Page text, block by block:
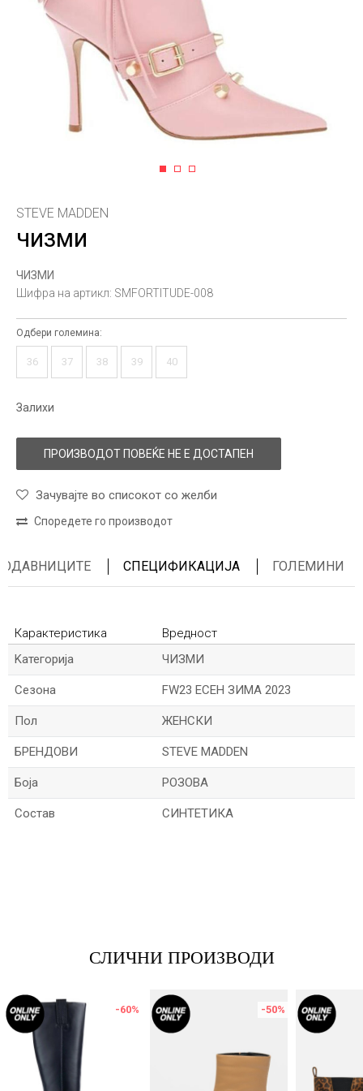
1 2 3
STEVE MADDEN
ЧИЗМИ
ЧИЗМИ
Шифра на артикл: SMFORTITUDE-008
Одбери големина:
36 37 38 39 40
Залихи
ПРОИЗВОДОТ ПОВЕЌЕ НЕ Е ДОСТАПЕН
Зачувајте во списокот со желби
Споредете го производот
СПЕЦИФИКАЦИЈА ГОЛЕМИНИ
Карактеристика
Вредност
Kатегорија
ЧИЗМИ
Сезона FW23 ЕСЕН ЗИМА 2023
Пол ЖЕНСКИ
БРЕНДОВИ STEVE MADDEN
Боја РОЗОВА
Состав СИНТЕТИКА
Порака
СЛИЧНИ ПРОИЗВОДИ
-60% -50%